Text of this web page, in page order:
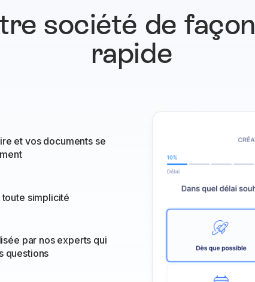
société de façon
rapide
et vos documents se
simplicité
par nos experts qui
questions